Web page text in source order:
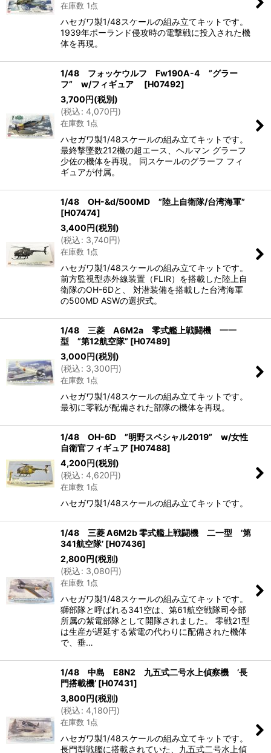
在庫数 1点
ハセガワ製1/48スケールの組み立てキットです。
1939年ポーランド侵攻時の電撃戦に投入された機
体を再現。
1/48 フォッケウルフ Fw190A-4 ”グラー
フ” w/フィギュア
[H07492]
3,700円(税別)
(税込: 4,070円)
在庫数 1点
ハセガワ製1/48スケールの組み立てキットです。
最終撃墜数212機の超エース、ヘルマン グラーフ
少佐の機体を再現。 同スケールのグラーフ フィ
ギュアが付属。
1/48 OH-&d/500MD ”陸上自衛隊/台湾海軍”
[H07474]
3,400円(税別)
(税込: 3,740円)
在庫数 1点
ハセガワ製1/48スケールの組み立てキットです。
前方監視型赤外線装置（FLIR）を搭載した陸上自
衛隊のOH-6Dと、 対潜装備を搭載した台湾海軍
の500MD ASWの選択式。
1/48 三菱 A6M2a 零式艦上戦闘機 一一
型 ”第12航空隊” [H07489]
3,000円(税別)
(税込: 3,300円)
在庫数 1点
ハセガワ製1/48スケールの組み立てキットです。
最初に零戦が配備された部隊の機体を再現。
1/48 OH-6D ”明野スペシャル2019” w/女性
自衛官フィギュア [H07488]
4,200円(税別)
(税込: 4,620円)
在庫数 1点
ハセガワ製1/48スケールの組み立てキットです。
1/48 三菱 A6M2b 零式艦上戦闘機 二一型 ’第
341航空隊’ [H07436]
2,800円(税別)
(税込: 3,080円)
在庫数 1点
ハセガワ製1/48スケールの組み立てキットです。
獅部隊と呼ばれる341空は、第61航空戦隊司令部
所属の紫電部隊として開隊されました。 零戦21型
は生産が遅延する紫電の代わりに配備された機体
で、垂…
1/48 中島 E8N2 九五式二号水上偵察機 ’長
門搭載機’ [H07431]
3,800円(税別)
(税込: 4,180円)
在庫数 1点
ハセガワ製1/48スケールの組み立てキットです。
長門型戦艦に搭載されていた、九五式二号水上偵